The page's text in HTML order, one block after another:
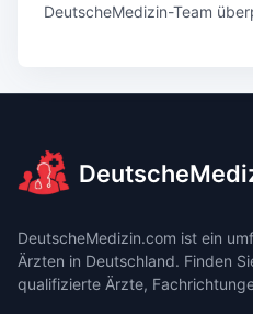
DeutscheMedizin-Team
DeutscheMedizin.com ist ein
Ärzten in Deutschland. Finden
qualifizierte Ärzte,